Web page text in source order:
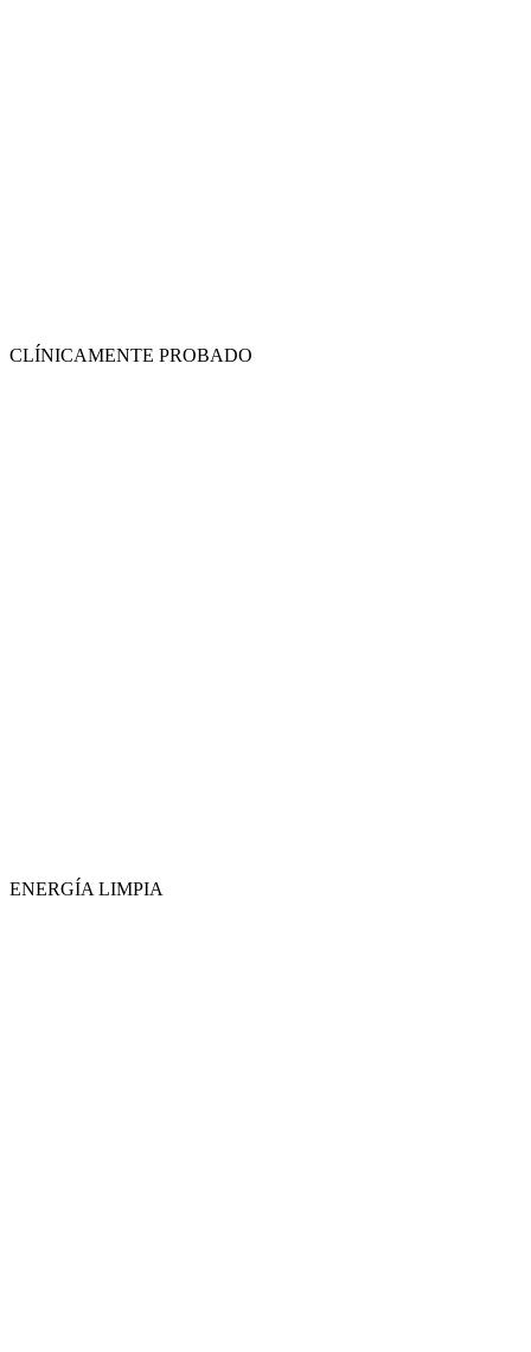
CLÍNICAMENTE PROBADO
ENERGÍA LIMPIA